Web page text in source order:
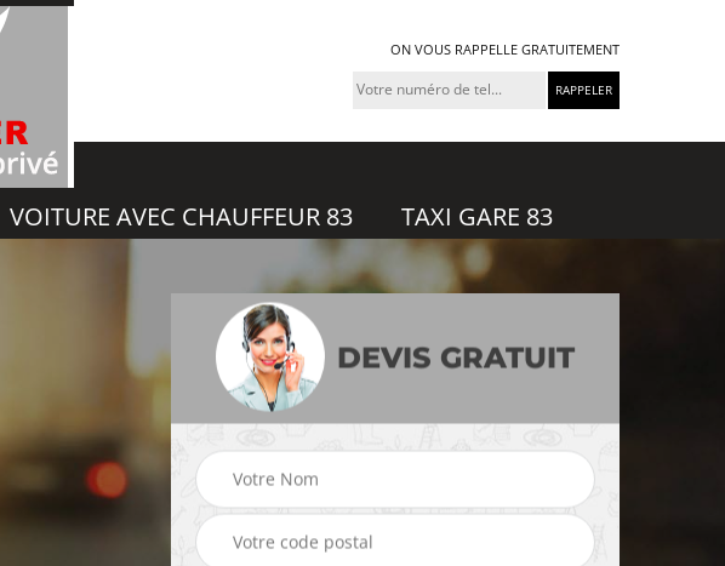
ON VOUS RAPPELLE GRATUITEMENT
VOITURE AVEC CHAUFFEUR 83 TAXI GARE 83
Voiture avec chauffeur
83 Taxi gare 83 Uber 83
DEVIS GRATUIT